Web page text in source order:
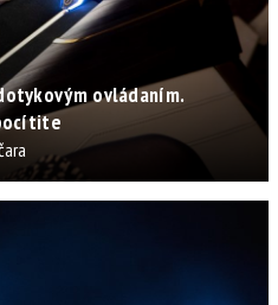
ovládaním.